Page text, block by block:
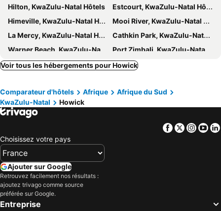
Hilton, KwaZulu-Natal Hôtels
Estcourt, KwaZulu-Natal Hôtels
Himeville, KwaZulu-Natal Hôtels
Mooi River, KwaZulu-Natal Hôtels
La Mercy, KwaZulu-Natal Hôtels
Cathkin Park, KwaZulu-Natal Hôtels
Warner Beach, KwaZulu-Natal Hôtels
Port Zimbali, KwaZulu-Natal Hôtels
Lidgetton, KwaZulu-Natal Hôtels
Greytown, KwaZulu-Natal Hôtels
Tongaat, KwaZulu-Natal Hôtels
Kingsburgh, KwaZulu-Natal Hôtels
Shaka's Rock, KwaZulu-Natal Hôtels
Dargle, KwaZulu-Natal Hôtels
Balgowan, KwaZulu-Natal Hôtels
Vryheid, KwaZulu-Natal Hôtels
Dundee, KwaZulu-Natal Hôtels
Mtunzini, KwaZulu-Natal Hôtels
Ulundi, KwaZulu-Natal Hôtels
Le Cap, Cap-Occidental Hôtels
Durban, KwaZulu-Natal Hôtels
Voir tous les hébergements pour Howick
Comparateur d'hôtels Afrique
Afrique du Sud
KwaZulu-Natal
Howick
Facebook
Twitter
Choisissez votre pays
Ajouter sur Google
Retrouvez facilement nos résultats :
ajoutez trivago comme source
préférée sur Google.
Entreprise